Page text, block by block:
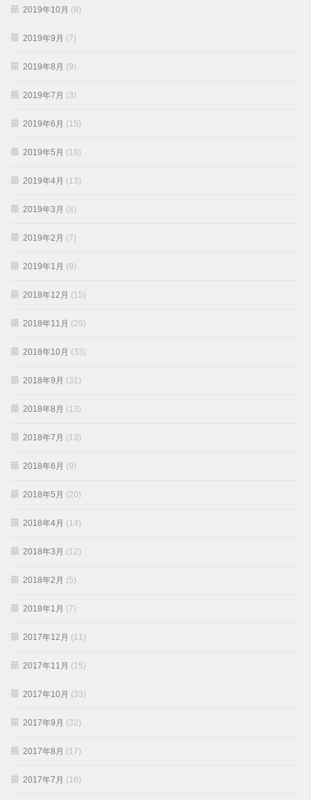
2019年10月 (8)
2019年9月 (7)
2019年8月 (9)
2019年7月 (3)
2019年6月 (15)
2019年5月 (18)
2019年4月 (13)
2019年3月 (8)
2019年2月 (7)
2019年1月 (9)
2018年12月 (15)
2018年11月 (29)
2018年10月 (33)
2018年9月 (31)
2018年8月 (13)
2018年7月 (13)
2018年6月 (9)
2018年5月 (20)
2018年4月 (14)
2018年3月 (12)
2018年2月 (5)
2018年1月 (7)
2017年12月 (11)
2017年11月 (15)
2017年10月 (33)
2017年9月 (32)
2017年8月 (17)
2017年7月 (16)